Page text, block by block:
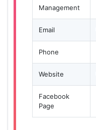
Management
Email
Phone
Website
Facebook
Page